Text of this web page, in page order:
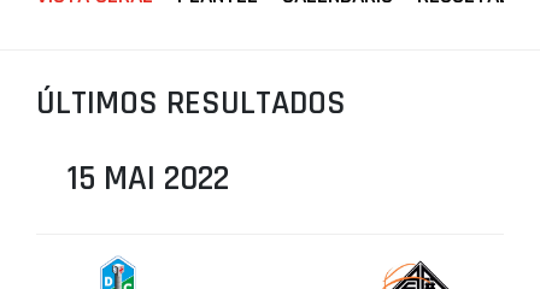
LIGA BETCLIC MASCULINA
LIGA BETCLIC FEMININA
ÚLTIMOS RESULTADOS
15 MAI 2022